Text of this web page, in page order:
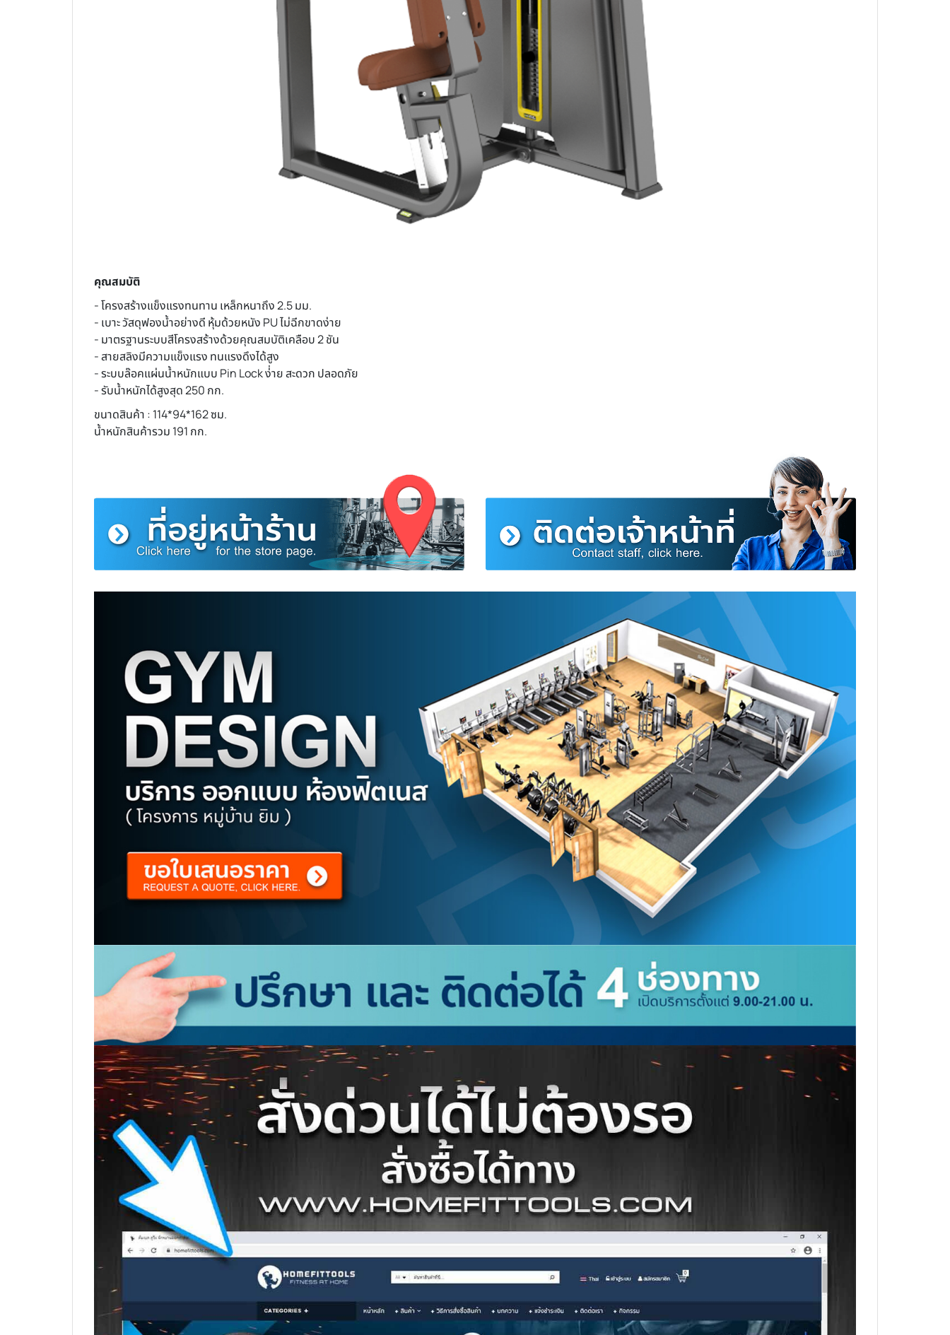
คุณสมบัติ
- โครงสร้างแข็งแรงทนทาน เหล็กหนาถึง 2.5 มม.
- เบาะ วัสดุฟองน้ำอย่างดี หุ้มด้วยหนัง PU ไม่ฉีกขาดง่าย
- มาตรฐานระบบสีโครงสร้างด้วยคุณสมบัติเคลือบ 2 ชัน
- สายสลิงมีความแข็งแรง ทนแรงดึงได้สูง
- ระบบล๊อคแผ่นน้ำหนักแบบ Pin Lock ง่่าย สะดวก ปลอดภัย
- รับน้ำหนักได้สูงสุด 250 กก.
ขนาดสินค้า : 114*94*162 ซม.
น้ำหนักสินค้ารวม 191 กก.